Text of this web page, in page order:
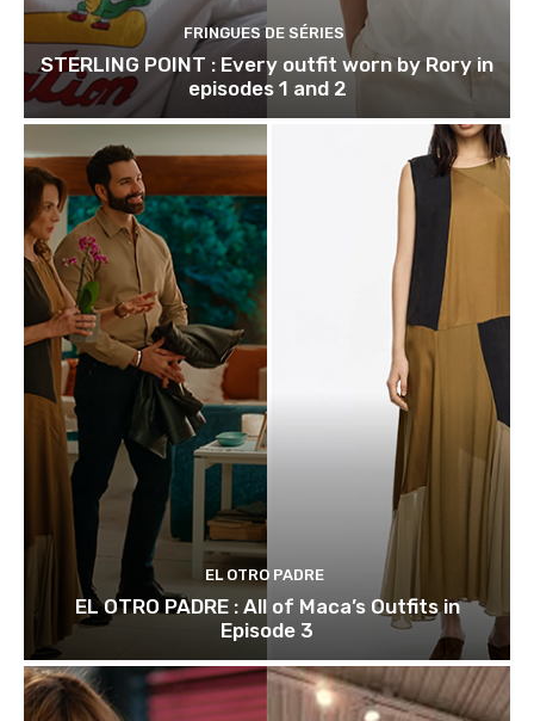
FRINGUES DE SÉRIES
STERLING POINT : Every outfit worn by Rory in
episodes 1 and 2
EL OTRO PADRE
EL OTRO PADRE : All of Maca’s Outfits in
Episode 3